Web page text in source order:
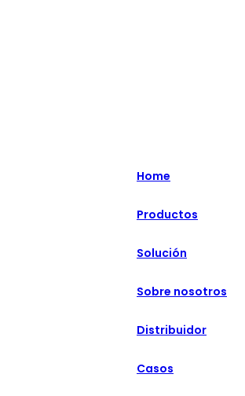
русский
Español
Home
Productos
Solución
Sobre nosotros
Distribuidor
Casos